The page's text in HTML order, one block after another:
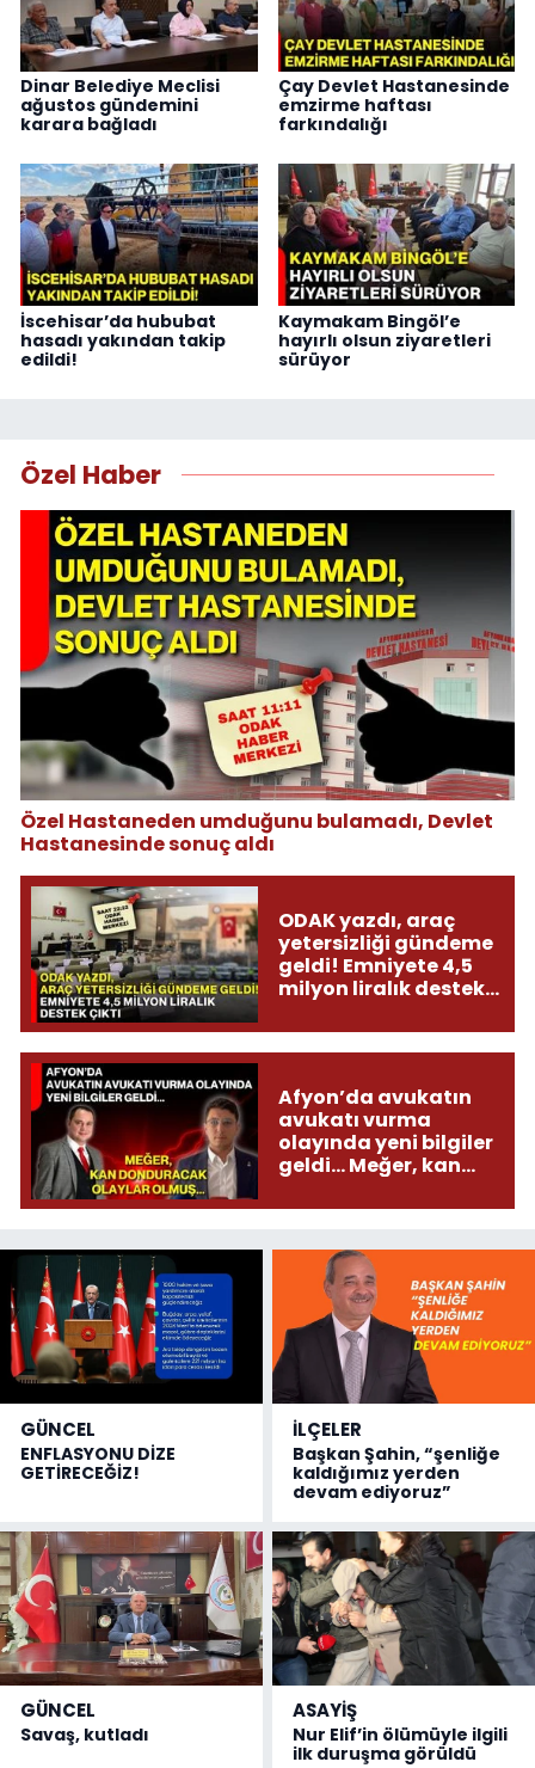
Dinar Belediye Meclisi
ağustos gündemini
karara bağladı
Çay Devlet Hastanesinde
emzirme haftası
farkındalığı
İscehisar’da hububat
hasadı yakından takip
edildi!
Kaymakam Bingöl’e
hayırlı olsun ziyaretleri
sürüyor
Özel Haber
Özel Hastaneden umduğunu bulamadı, Devlet
Hastanesinde sonuç aldı
ODAK yazdı, araç
yetersizliği gündeme
geldi! Emniyete 4,5
milyon liralık destek
Afyon’da avukatın
avukatı vurma
olayında yeni bilgiler
geldi... Meğer, kan
olmuş...
GÜNCEL
ENFLASYONU DİZE
GETİRECEĞİZ!
İLÇELER
Başkan Şahin, “şenliğe
kaldığımız yerden
devam ediyoruz”
GÜNCEL
Savaş, kutladı
ASAYİŞ
Nur Elif’in ölümüyle ilgili
ilk duruşma görüldü